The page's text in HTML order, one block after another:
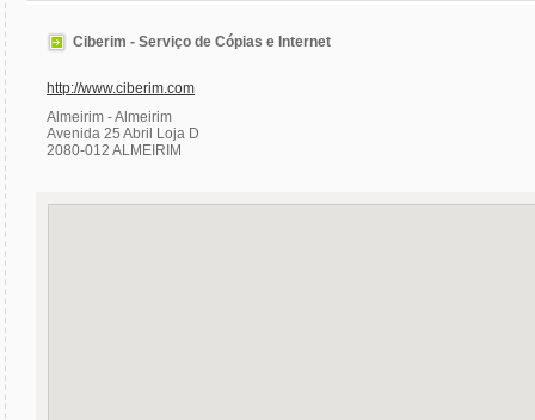
Ciberim - Serviço de Cópias e Internet
http://www.ciberim.com
Almeirim - Almeirim
Avenida 25 Abril Loja D
2080-012 ALMEIRIM